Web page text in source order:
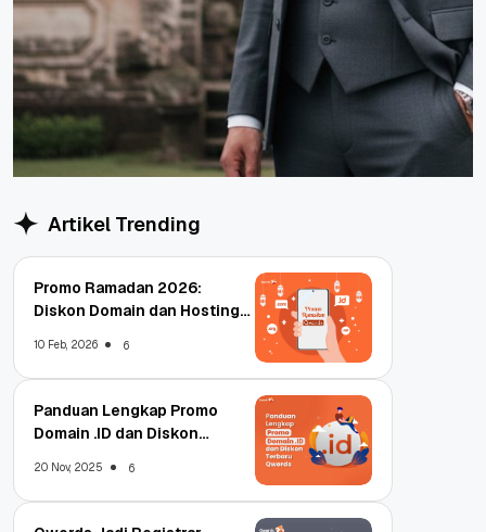
Artikel Trending
Promo Ramadan 2026:
Diskon Domain dan Hosting
10 Feb, 2026 6
Panduan Lengkap Promo
Domain .ID dan Diskon
20 Nov, 2025 6